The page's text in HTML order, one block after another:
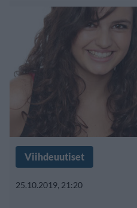
Viihdeuutiset
25.10.2019, 21:20